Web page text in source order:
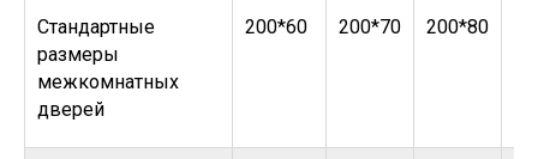
Стандартные
размеры
межкомнатных
дверей
200*60 200*70 200*80